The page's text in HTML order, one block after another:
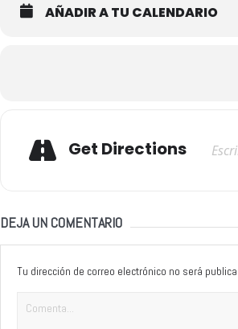
AÑADIR A TU CALENDARIO
Get Directions
DEJA UN COMENTARIO
Tu dirección de correo electrónico no será